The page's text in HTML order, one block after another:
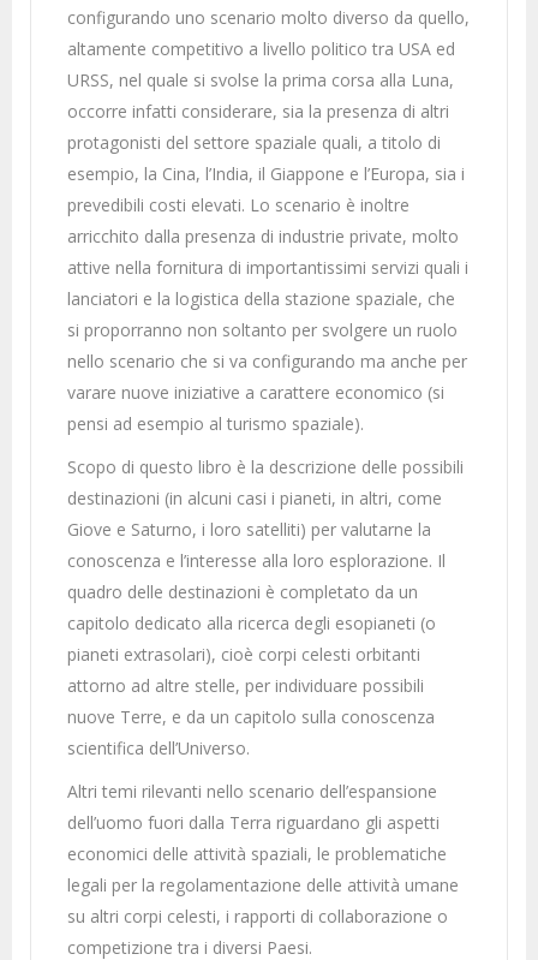
configurando uno scenario molto diverso da quello,
altamente competitivo a livello politico tra USA ed
URSS, nel quale si svolse la prima corsa alla Luna,
occorre infatti considerare, sia la presenza di altri
protagonisti del settore spaziale quali, a titolo di
esempio, la Cina, l’India, il Giappone e l’Europa, sia i
prevedibili costi elevati. Lo scenario è inoltre
arricchito dalla presenza di industrie private, molto
attive nella fornitura di importantissimi servizi quali i
lanciatori e la logistica della stazione spaziale, che
si proporranno non soltanto per svolgere un ruolo
nello scenario che si va configurando ma anche per
varare nuove iniziative a carattere economico (si
pensi ad esempio al turismo spaziale).
Scopo di questo libro è la descrizione delle possibili
destinazioni (in alcuni casi i pianeti, in altri, come
Giove e Saturno, i loro satelliti) per valutarne la
conoscenza e l’interesse alla loro esplorazione. Il
quadro delle destinazioni è completato da un
capitolo dedicato alla ricerca degli esopianeti (o
pianeti extrasolari), cioè corpi celesti orbitanti
attorno ad altre stelle, per individuare possibili
nuove Terre, e da un capitolo sulla conoscenza
scientifica dell’Universo.
Altri temi rilevanti nello scenario dell’espansione
dell’uomo fuori dalla Terra riguardano gli aspetti
economici delle attività spaziali, le problematiche
legali per la regolamentazione delle attività umane
su altri corpi celesti, i rapporti di collaborazione o
competizione tra i diversi Paesi.